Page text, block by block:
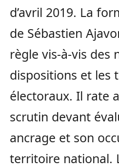
d’avril 2019. La
de Sébastien
règle vis-à-vis des
dispositions et les
électoraux. Il rate
scrutin devant
ancrage et son
territoire national.